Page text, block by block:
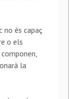
no és capaç
o els
la